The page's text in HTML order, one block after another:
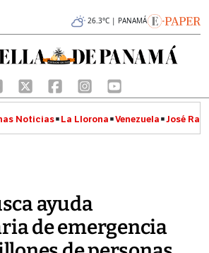
26.3°C | PANAMÁ
Noticias La Llorona Venezuela José
ayuda
de emergencia